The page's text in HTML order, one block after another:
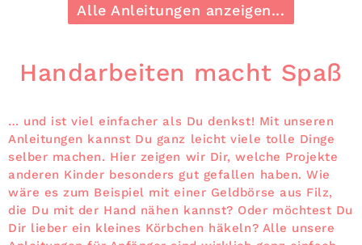
Alle Anleitungen anzeigen...
Handarbeiten macht Spaß
… und ist viel einfacher als Du denkst! Mit unseren
Anleitungen kannst Du ganz leicht viele tolle Dinge
selber machen. Hier zeigen wir Dir, welche Projekte
anderen Kinder besonders gut gefallen haben. Wie
wäre es zum Beispiel mit einer Geldbörse aus Filz,
die Du mit der Hand nähen kannst? Oder möchtest Du
Dir lieber ein kleines Körbchen häkeln? Alle unsere